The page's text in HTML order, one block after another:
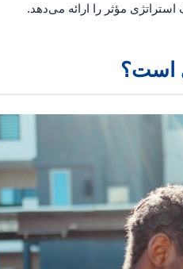
مؤثر را ارائه می‌دهد.
است؟